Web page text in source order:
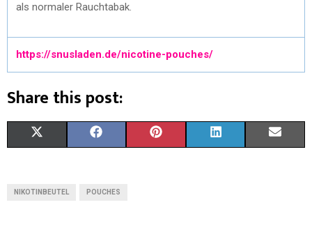
als normaler Rauchtabak.
https://snusladen.de/nicotine-pouches/
Share this post:
NIKOTINBEUTEL POUCHES